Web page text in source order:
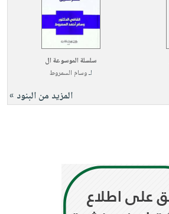
سلسلة الموسوعة ال
لـوسام السمروط
المزيد من البنود »